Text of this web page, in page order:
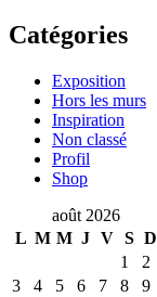
Catégories
Exposition
Hors les murs
Inspiration
Non classé
Profil
Shop
août 2026
L M M J V S D
1
2
3
4 5 6 7 8
9